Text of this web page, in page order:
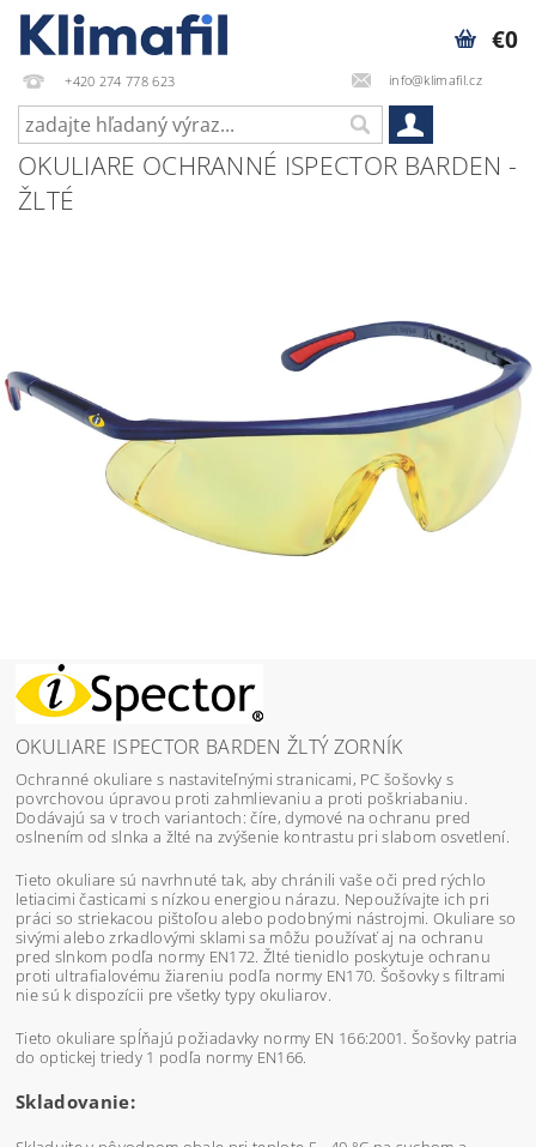
+420 274 778 623 info@klimafil.cz
€0
OKULIARE OCHRANNÉ ISPECTOR BARDEN -
ŽLTÉ
OKULIARE ISPECTOR BARDEN ŽLTÝ ZORNÍK
Ochranné okuliare s nastaviteľnými stranicami, PC šošovky s
povrchovou úpravou proti zahmlievaniu a proti poškriabaniu.
Dodávajú sa v troch variantoch: číre, dymové na ochranu pred
oslnením od slnka a žlté na zvýšenie kontrastu pri slabom osvetlení.
Tieto okuliare sú navrhnuté tak, aby chránili vaše oči pred rýchlo
letiacimi časticami s nízkou energiou nárazu. Nepoužívajte ich pri
práci so striekacou pištoľou alebo podobnými nástrojmi. Okuliare so
sivými alebo zrkadlovými sklami sa môžu používať aj na ochranu
pred slnkom podľa normy EN172. Žlté tienidlo poskytuje ochranu
proti ultrafialovému žiareniu podľa normy EN170. Šošovky s filtrami
nie sú k dispozícii pre všetky typy okuliarov.
Tieto okuliare spĺňajú požiadavky normy EN 166:2001. Šošovky patria
do optickej triedy 1 podľa normy EN166.
Skladovanie: